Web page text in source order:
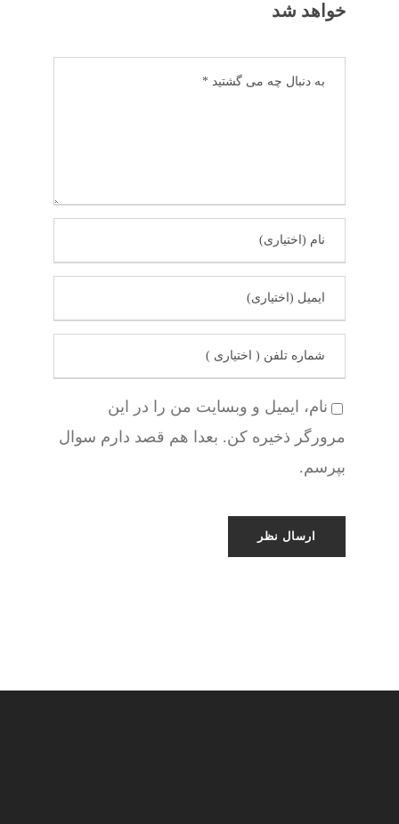
خواهد شد
نام، ایمیل و وبسایت من را در این
مرورگر ذخیره کن. بعدا هم قصد دارم سوال
بپرسم.